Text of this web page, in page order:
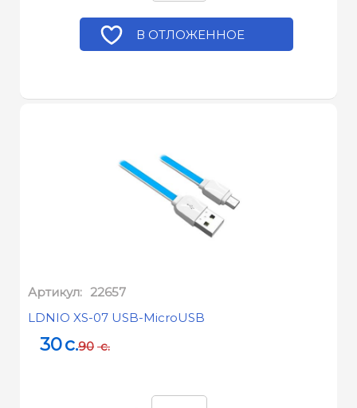
В ОТЛОЖЕННОЕ
Артикул: 22657
LDNIO XS-07 USB-MicroUSB
30c.90 c.